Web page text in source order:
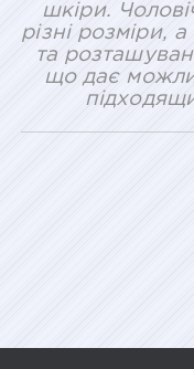
шкіри.
різні розміри,
та
що дає